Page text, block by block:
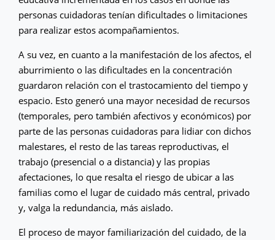
personas cuidadoras tenían dificultades o limitaciones
para realizar estos acompañamientos.
A su vez, en cuanto a la manifestación de los afectos, el
aburrimiento o las dificultades en la concentración
guardaron relación con el trastocamiento del tiempo y
espacio. Esto generó una mayor necesidad de recursos
(temporales, pero también afectivos y económicos) por
parte de las personas cuidadoras para lidiar con dichos
malestares, el resto de las tareas reproductivas, el
trabajo (presencial o a distancia) y las propias
afectaciones, lo que resalta el riesgo de ubicar a las
familias como el lugar de cuidado más central, privado
y, valga la redundancia, más aislado.
El proceso de mayor familiarización del cuidado, de la